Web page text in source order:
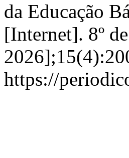
da Educação
[Internet]. 8º
https://